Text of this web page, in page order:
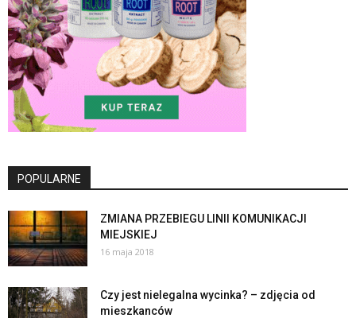
POPULARNE
ZMIANA PRZEBIEGU LINII KOMUNIKACJI
MIEJSKIEJ
16 maja 2018
Czy jest nielegalna wycinka? – zdjęcia od
mieszkanców